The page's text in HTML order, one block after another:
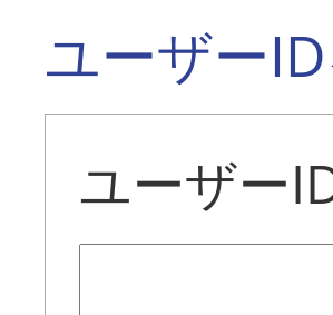
ユーザー
ユーザー